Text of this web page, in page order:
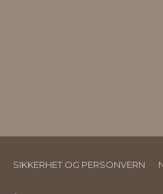
SIKKERHET OG PERSONVERN